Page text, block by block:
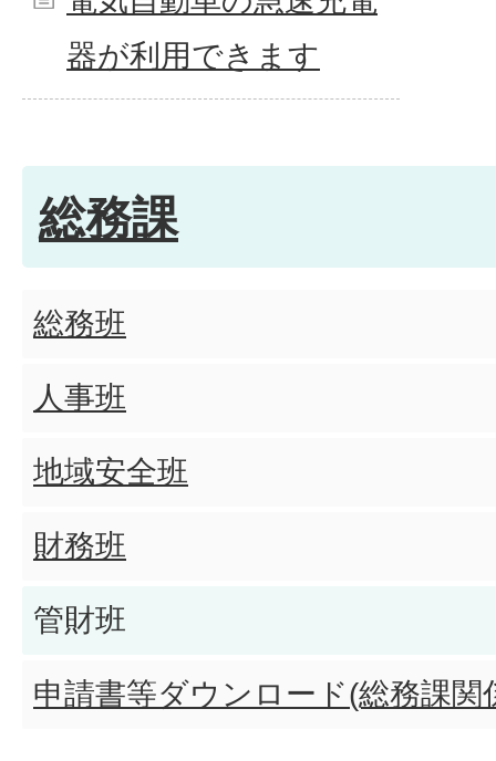
器が利用できます
総務課
総務班
人事班
地域安全班
財務班
管財班
申請書等ダウンロード(総務課関